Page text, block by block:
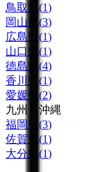
鳥取県 (1)
岡山県 (3)
広島県 (1)
山口県 (1)
徳島県 (4)
香川県 (1)
愛媛県 (2)
九州・沖縄
福岡県 (3)
佐賀県 (1)
大分県 (1)